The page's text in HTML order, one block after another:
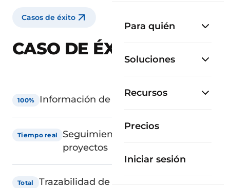
Para quién
Soluciones
Recursos
Precios
Iniciar sesión
Casos de éxito
CASO DE ÉXITO KREAN
100% Información de obra centralizada
Tiempo real
Seguimiento del avance de
proyectos
Total
Trazabilidad de la documentación